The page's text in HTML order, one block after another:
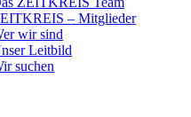
– Mitglieder
wir sind
Leitbild
suchen